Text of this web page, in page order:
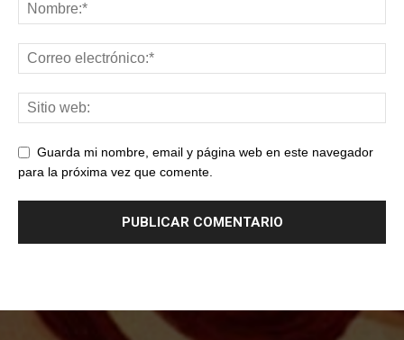
Guarda mi nombre, email y página web en este navegador
para la próxima vez que comente.